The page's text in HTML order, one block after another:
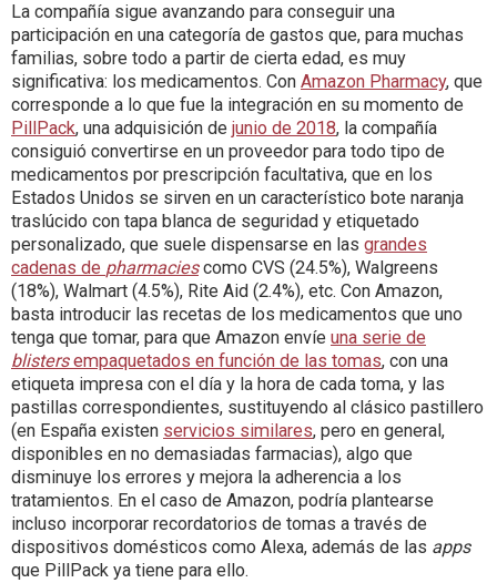
La compañía sigue avanzando para conseguir una
participación en una categoría de gastos que, para muchas
familias, sobre todo a partir de cierta edad, es muy
significativa: los medicamentos. Con Amazon Pharmacy, que
corresponde a lo que fue la integración en su momento de
PillPack, una adquisición de junio de 2018, la compañía
consiguió convertirse en un proveedor para todo tipo de
medicamentos por prescripción facultativa, que en los
Estados Unidos se sirven en un característico bote naranja
traslúcido con tapa blanca de seguridad y etiquetado
personalizado, que suele dispensarse en las grandes
cadenas de pharmaciescomo CVS (24.5%), Walgreens
(18%), Walmart (4.5%), Rite Aid (2.4%), etc. Con Amazon,
basta introducir las recetas de los medicamentos que uno
tenga que tomar, para que Amazon envíe una serie de
blistersempaquetados en función de las tomas, con una
etiqueta impresa con el día y la hora de cada toma, y las
pastillas correspondientes, sustituyendo al clásico pastillero
(en España existen servicios similares, pero en general,
disponibles en no demasiadas farmacias), algo que
disminuye los errores y mejora la adherencia a los
tratamientos. En el caso de Amazon, podría plantearse
incluso incorporar recordatorios de tomas a través de
dispositivos domésticos como Alexa, además de las apps
que PillPack ya tiene para ello.